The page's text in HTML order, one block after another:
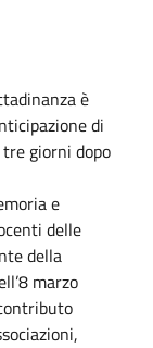
è
di
giorni dopo
e
delle
della
marzo